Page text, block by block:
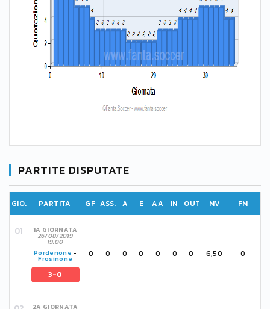
PARTITE DISPUTATE
GIO. PARTITA GF ASS. A E AA IN OUT MV FM
1A GIORNATA
26/08/2019
19:00
Pordenone -
Frosinone
3-0
0 0 0 0 0 0 0 6,50 0
2A GIORNATA